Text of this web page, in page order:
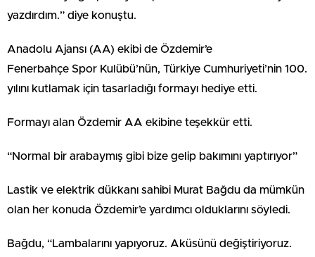
yazdırdım.” diye konuştu.
Anadolu Ajansı (AA) ekibi de Özdemir’e
Fenerbahçe Spor Kulübü’nün, Türkiye Cumhuriyeti’nin 100.
yılını kutlamak için tasarladığı formayı hediye etti.
Formayı alan Özdemir AA ekibine teşekkür etti.
“Normal bir arabaymış gibi bize gelip bakımını yaptırıyor”
Lastik ve elektrik dükkanı sahibi Murat Bağdu da mümkün
olan her konuda Özdemir’e yardımcı olduklarını söyledi.
Bağdu, “Lambalarını yapıyoruz. Aküsünü değiştiriyoruz.